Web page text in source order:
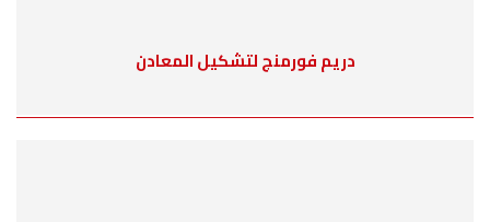
دريم فورمنج لتشكيل المعادن